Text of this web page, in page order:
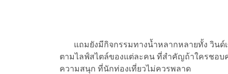
แถมยังมีกิจกรรมทางน้ำหลากหลายทั้ง วินด์เ
ตามไลฟ์สไตล์ของแต่ละคน ที่สำคัญถ้าใครชอบ
ความสนุก ที่นักท่องเที่ยวไม่ควรพลาด